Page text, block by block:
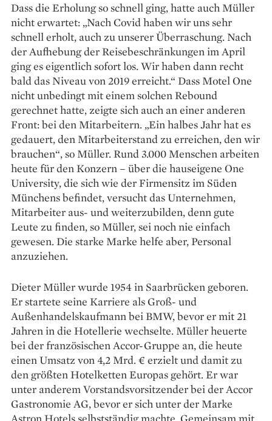
Dass die Erholung so schnell ging, hatte auch Müller
nicht erwartet: „Nach Covid haben wir uns sehr
schnell erholt, auch zu unserer Überraschung. Nach
der Aufhebung der Reise­beschränkungen im April
ging es eigentlich sofort los. Wir haben dann recht
bald das Niveau von 2019 erreicht.“ Dass Motel One
nicht unbedingt mit einem solchen Rebound
gerechnet hatte, zeigte sich auch an einer anderen
Front: bei den Mitarbeitern. „Ein halbes Jahr hat es
gedauert, den Mitarbeiterstand zu erreichen, den wir
brauchen“, so Müller. Rund 3.000 Menschen arbeiten
heute für den Konzern – über die hauseigene One
University, die sich wie der Firmensitz im Süden
Münchens befindet, versucht das Unternehmen,
Mitarbeiter aus- und weiterzubilden, denn gute
Leute zu finden, so Müller, sei noch nie einfach
gewesen. Die starke Marke helfe aber, Personal
anzuziehen.
Dieter Müller wurde 1954 in Saarbrücken geboren.
Er startete seine ­Karriere als Groß- und
Außenhandelskaufmann bei BMW, bevor er mit 21
Jahren in die Hotellerie wechselte. Müller heuerte
bei der französischen Accor-Gruppe an, die heute
einen Umsatz von 4,2 Mrd. € erzielt und damit zu
den größten Hotelketten Europas gehört. Er war
unter anderem Vorstandsvorsitzender bei der Accor
Gastronomie AG, bevor er sich unter der Marke